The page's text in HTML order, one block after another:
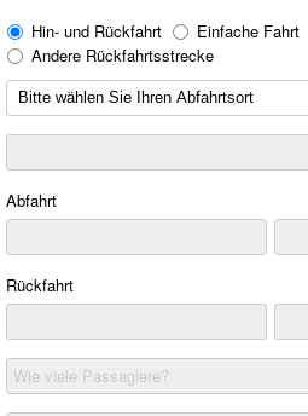
Hin- und Rückfahrt
Einfache Fahrt
Andere Rückfahrtsstrecke
Abfahrt
Rückfahrt
Wie viele Passagiere?